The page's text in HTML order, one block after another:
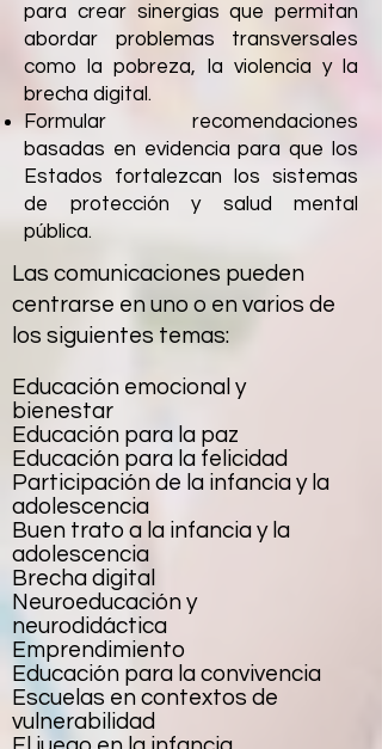
para crear sinergias que permitan
abordar problemas transversales
como la pobreza, la violencia y la
brecha digital.
Formular recomendaciones
basadas en evidencia para que los
Estados fortalezcan los sistemas
de protección y salud mental
pública.
Las comunicaciones pueden
centrarse en uno o en varios de
los siguientes temas:
Educación emocional y
bienestar
Educación para la paz
Educación para la felicidad
Participación de la infancia y la
adolescencia
Buen trato a la infancia y la
adolescencia
Brecha digital
Neuroeducación y
neurodidáctica
Emprendimiento
Educación para la convivencia
Escuelas en contextos de
vulnerabilidad